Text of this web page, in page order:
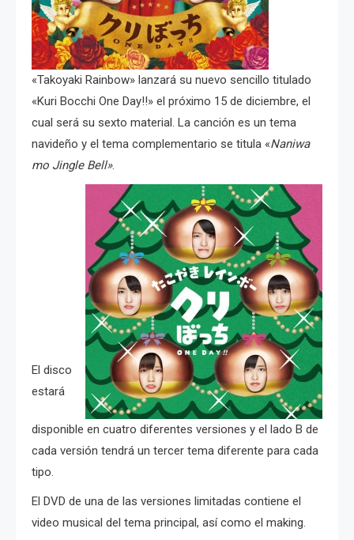
«Takoyaki Rainbow» lanzará su nuevo sencillo titulado
«Kuri Bocchi One Day!!» el próximo 15 de diciembre, el
cual será su sexto material. La canción es un tema
navideño y el tema complementario se titula «Naniwa
mo Jingle Bell».
El disco
estará
disponible en cuatro diferentes versiones y el lado B de
cada versión tendrá un tercer tema diferente para cada
tipo.
El DVD de una de las versiones limitadas contiene el
video musical del tema principal, así como el making.